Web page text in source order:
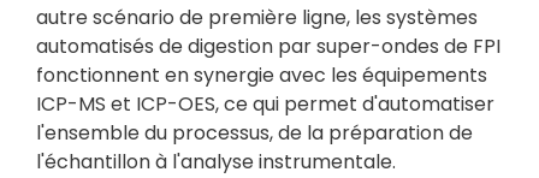
autre scénario de première ligne, les systèmes
automatisés de digestion par super-ondes de FPI
fonctionnent en synergie avec les équipements
ICP-MS et ICP-OES, ce qui permet d'automatiser
l'ensemble du processus, de la préparation de
l'échantillon à l'analyse instrumentale.